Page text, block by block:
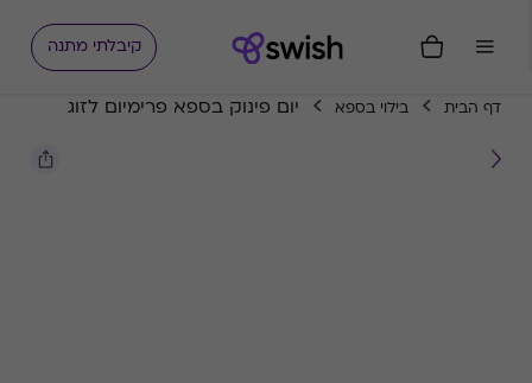
קיבלתי מתנה
דף הבית בילוי בספא יום פינוק בספא פרימיום לזוג